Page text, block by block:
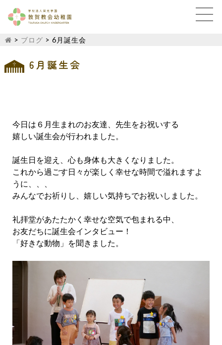
> ブログ > 6月誕生会
6月誕生会
今日は６月生まれのお友達、先生をお祝いする
嬉しい誕生会が行われました。
誕生日を迎え、心も身体も大きくなりました。
これから過ごす日々が楽しく幸せな時間で溢れますよ
うに、、、
みんなでお祈りし、嬉しい気持ちでお祝いしました。
礼拝堂があたたかく幸せな空気で包まれる中、
お友だちに誕生会インタビュー！
「好きな動物」を聞きました。